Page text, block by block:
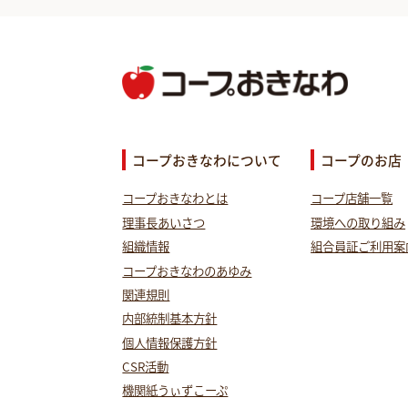
コープおきなわについて
コープおきなわとは
理事長あいさつ
組織情報
コープおきなわのあゆみ
関連規則
内部統制基本方針
個人情報保護方針
CSR活動
機関紙うぃずこーぷ
コープのお店
コープ店舗一覧
環境への取り組み
組合員証ご利用案